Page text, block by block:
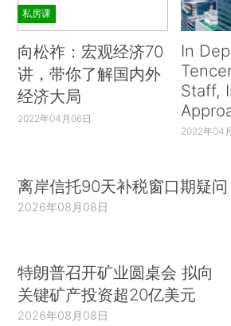
私房课
向松祚：宏观经济70
讲，带你了解国内外
经济大局
2022年04月06日
In
Staff,
2022年04
离岸信托90天补税窗口期疑问
2026年08月08日
特朗普召开矿业圆桌会 拟向
关键矿产投资超20亿美元
2026年08月08日